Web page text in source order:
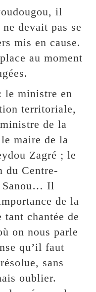
il
devait pas se
mis en cause.
au moment
le ministre en
territoriale,
de la
maire de la
Zagré ; le
du Centre-
Sanou… Il
de la
chantée de
on nous parle
qu’il faut
sans
oublier.